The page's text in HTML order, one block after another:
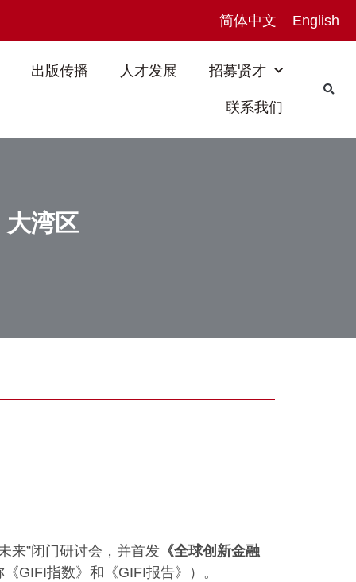
简体中文 English
出版传播 人才发展 招募贤才
联系我们
湾区
来”闭门研讨会，并首发 《全球创新金融
《GIFI指数》和《GIFI报告》）。